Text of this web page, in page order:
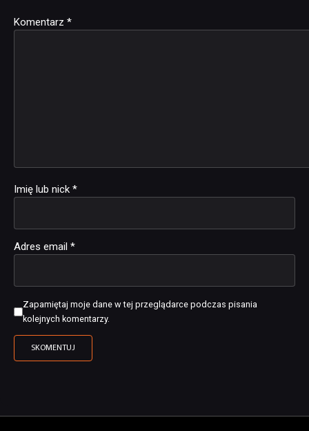
Komentarz *
Imię lub nick *
Adres email *
Zapamiętaj moje dane w tej przeglądarce podczas pisania
kolejnych komentarzy.
Alternative: